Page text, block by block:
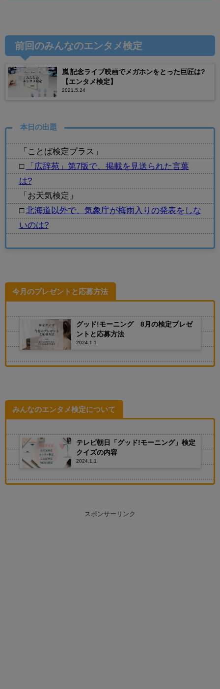
前回のみんなのエンタメ検定
嵐 記念ライブ映画でメガホンをとった巨匠は?
【エンタメ検定】
2021.5.24
本日の出題
「ことば検定プラス」
□
「広辞苑」第7版で、掲載を見送られた言葉
は?
「お天気検定」
□北海道以外で、気象庁が梅雨入りの発表をしな
いのは?
今月のプレゼントと応募方法
グッド!モーニング 8月の検定プレゼ
ントと応募方法
2024.1.1
みんなのエンタメ検定について
テレビ朝日「グッド!モーニング」検定
クイズの内容
2024.1.1
スポンサーリンク